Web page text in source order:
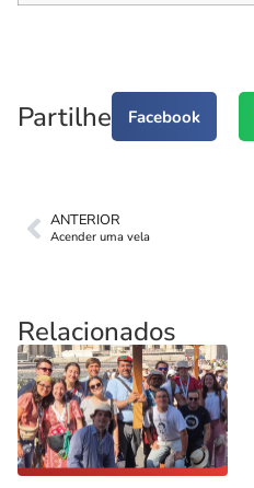
Partilhe Facebook
ANTERIOR
Acender uma vela
Relacionados